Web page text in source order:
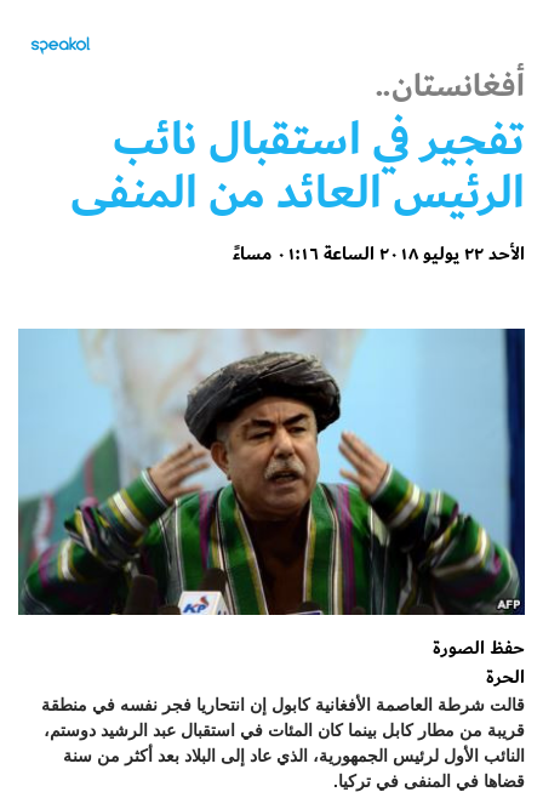
أفغانستان..
تفجير في استقبال نائب
الرئيس العائد من المنفى
الأحد ٢٢ يوليو ٢٠١٨ الساعة ٠١:١٦ مساءً
حفظ الصورة
الحرة
قالت شرطة العاصمة الأفغانية كابول إن انتحاريا فجر نفسه في منطقة
قريبة من مطار كابل بينما كان المئات في استقبال عبد الرشيد دوستم،
النائب الأول لرئيس الجمهورية، الذي عاد إلى البلاد بعد أكثر من سنة
قضاها في المنفى في تركيا.